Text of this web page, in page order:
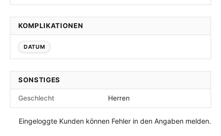
KOMPLIKATIONEN
DATUM
SONSTIGES
Geschlecht Herren
Eingeloggte Kunden können Fehler in den Angaben melden.